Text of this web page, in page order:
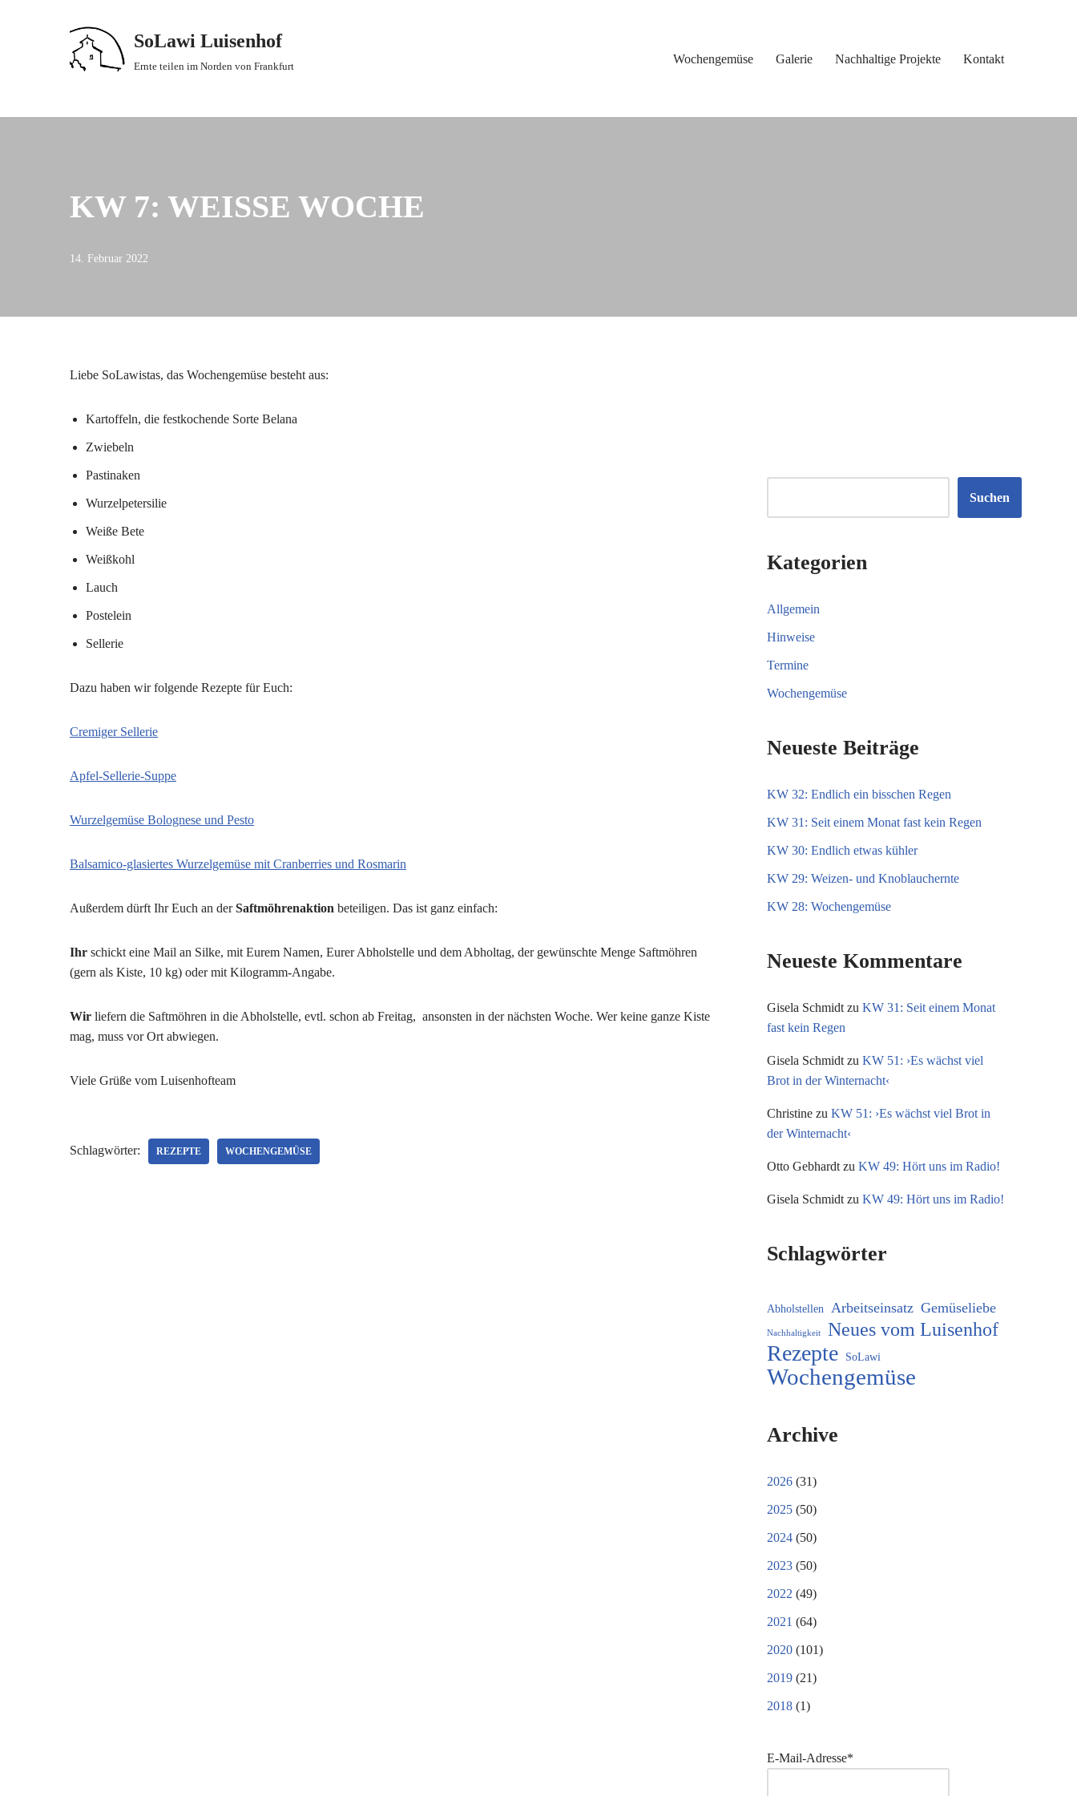
SoLawi Luisenhof
Ernte teilen im Norden von Frankfurt Wochengemüse Galerie Nachhaltige Projekte Kontakt
KW 7: WEISSE WOCHE
14. Februar 2022
Liebe SoLawistas, das Wochengemüse besteht aus:
Kartoffeln, die festkochende Sorte Belana
Zwiebeln
Pastinaken
Wurzelpetersilie
Weiße Bete
Weißkohl
Lauch
Postelein
Sellerie
Dazu haben wir folgende Rezepte für Euch:
Cremiger Sellerie
Apfel-Sellerie-Suppe
Wurzelgemüse Bolognese und Pesto
Balsamico-glasiertes Wurzelgemüse mit Cranberries und Rosmarin
Außerdem dürft Ihr Euch an derSaftmöhrenaktion beteiligen. Das ist ganz einfach:
Ihr schickt eine Mail an Silke, mit Eurem Namen, Eurer Abholstelle und dem Abholtag, der gewünschte Menge Saftmöhren
(gern als Kiste, 10 kg) oder mit Kilogramm-Angabe.
Wir liefern die Saftmöhren in die Abholstelle, evtl. schon ab Freitag, ansonsten in der nächsten Woche. Wer keine ganze Kiste
mag, muss vor Ort abwiegen.
Viele Grüße vom Luisenhofteam
Schlagwörter: REZEPTE WOCHENGEMÜSE
Suchen
Kategorien
Allgemein
Hinweise
Termine
Wochengemüse
Neueste Beiträge
KW 32: Endlich ein bisschen Regen
KW 31: Seit einem Monat fast kein Regen
KW 30: Endlich etwas kühler
KW 29: Weizen- und Knoblauchernte
KW 28: Wochengemüse
Neueste Kommentare
Gisela Schmidt zu KW 31: Seit einem Monat
fast kein Regen
Gisela Schmidt zu KW 51: ›Es wächst viel
Brot in der Winternacht‹
Christine zu KW 51: ›Es wächst viel Brot in
der Winternacht‹
Otto Gebhardt zu KW 49: Hört uns im Radio!
Gisela Schmidt zu KW 49: Hört uns im Radio!
Schlagwörter
Abholstellen Arbeitseinsatz Gemüseliebe
Nachhaltigkeit Neues vom Luisenhof
Rezepte SoLawi
Wochengemüse
Archive
2026 (31)
2025 (50)
2024 (50)
2023 (50)
2022 (49)
2021 (64)
2020 (101)
2019 (21)
2018 (1)
E-Mail-Adresse*